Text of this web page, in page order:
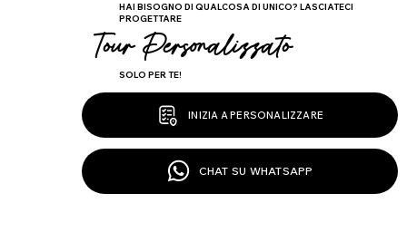
HAI BISOGNO DI QUALCOSA DI UNICO? LASCIATECI
PROGETTARE
Tour Personalizzato
SOLO PER TE!
INIZIA A PERSONALIZZARE
CHAT SU WHATSAPP